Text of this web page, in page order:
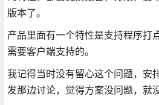
版本了。
产品里面有一个特性是支持程序打
需要客户端支持的。
我记得当时没有留心这个问题，安
发那边讨论，觉得方案没问题，就